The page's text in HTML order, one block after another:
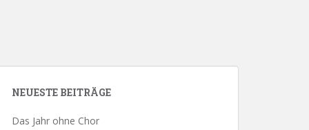
NEUESTE BEITRÄGE
Das Jahr ohne Chor